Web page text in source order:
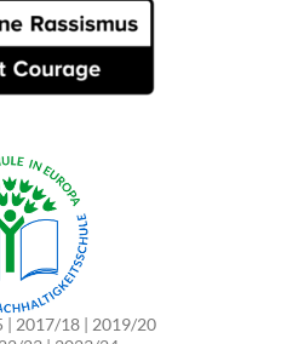
| 2017/18 | 2019/20